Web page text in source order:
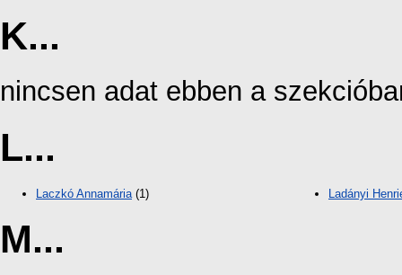
K...
nincsen adat ebben a
L...
Laczkó Annamária (1) Ladányi
M...